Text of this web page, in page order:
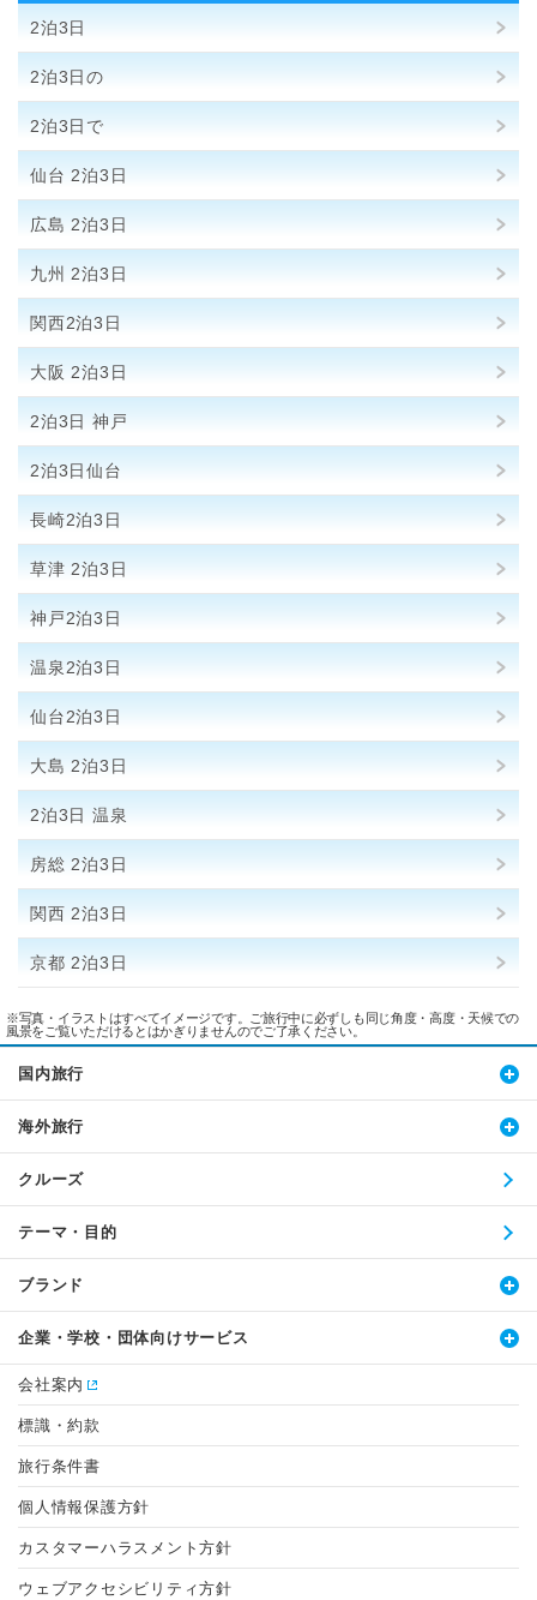
2泊3日
2泊3日の
2泊3日で
仙台 2泊3日
広島 2泊3日
九州 2泊3日
関西2泊3日
大阪 2泊3日
2泊3日 神戸
2泊3日仙台
長崎2泊3日
草津 2泊3日
神戸2泊3日
温泉2泊3日
仙台2泊3日
大島 2泊3日
2泊3日 温泉
房総 2泊3日
関西 2泊3日
京都 2泊3日
※写真・イラストはすべてイメージです。ご旅行中に必ずしも同じ角度・高度・天候での
風景をご覧いただけるとはかぎりませんのでご了承ください。
国内旅行
海外旅行
クルーズ
テーマ・目的
ブランド
企業・学校・団体向けサービス
会社案内
標識・約款
旅行条件書
個人情報保護方針
カスタマーハラスメント方針
ウェブアクセシビリティ方針